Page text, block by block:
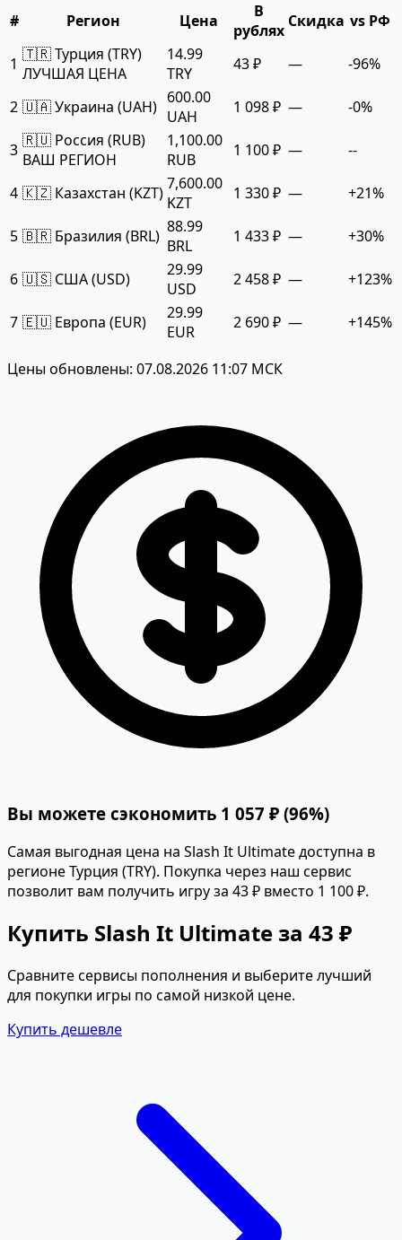
#
Регион Цена
В
рублях Скидка vs РФ
1 🇹🇷 Турция (TRY)
ЛУЧШАЯ ЦЕНА
14.99
TRY
43 ₽ — -96%
2 🇺🇦 Украина (UAH) 600.00
UAH
1 098 ₽ — -0%
3 🇷🇺 Россия (RUB)
ВАШ РЕГИОН
1,100.00
RUB
1 100 ₽ — --
4 🇰🇿 Казахстан (KZT)7,600.00
KZT
1 330 ₽ — +21%
5 🇧🇷 Бразилия (BRL) 88.99
BRL
1 433 ₽ — +30%
6 🇺🇸 США (USD)
29.99
USD
2 458 ₽ — +123%
7 🇪🇺 Европа (EUR)
29.99
EUR
2 690 ₽ — +145%
Цены обновлены: 07.08.2026 11:07 МСК
Вы можете сэкономить 1 057 ₽ (96%)
Самая выгодная цена на Slash It Ultimate доступна в
регионе Турция (TRY). Покупка через наш сервис
позволит вам получить игру за 43 ₽ вместо 1 100 ₽.
Купить Slash It Ultimate за 43 ₽
Сравните сервисы пополнения и выберите лучший
для покупки игры по самой низкой цене.
Купить дешевле